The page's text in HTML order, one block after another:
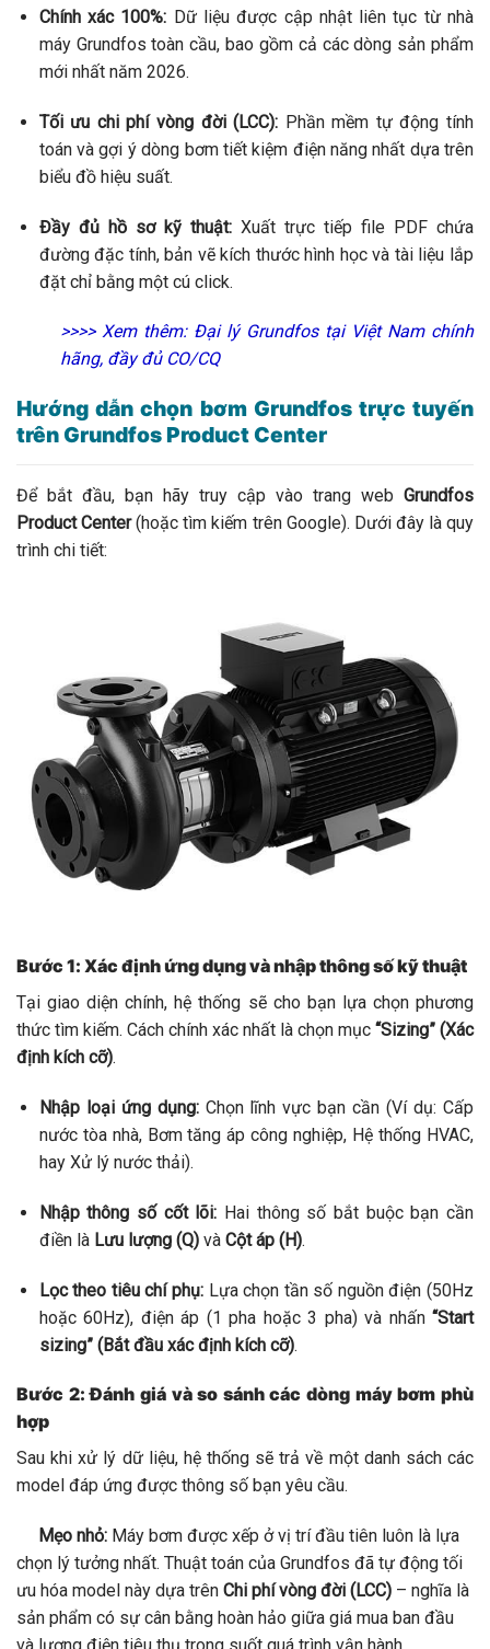
Chính xác 100%: Dữ liệu được cập nhật liên tục từ nhà
máy Grundfos toàn cầu, bao gồm cả các dòng sản phẩm
mới nhất năm 2026.
Tối ưu chi phí vòng đời (LCC): Phần mềm tự động tính
toán và gợi ý dòng bơm tiết kiệm điện năng nhất dựa trên
biểu đồ hiệu suất.
Đầy đủ hồ sơ kỹ thuật:Xuất trực tiếp file PDF chứa
đường đặc tính, bản vẽ kích thước hình học và tài liệu lắp
đặt chỉ bằng một cú click.
>>>> Xem thêm: Đại lý Grundfos tại Việt Nam chính
hãng, đầy đủ CO/CQ
Hướng dẫn chọn bơm Grundfos trực tuyến
trên Grundfos Product Center
Để bắt đầu, bạn hãy truy cập vào trang web Grundfos
Product Center(hoặc tìm kiếm trên Google). Dưới đây là quy
trình chi tiết:
Bước 1: Xác định ứng dụng và nhập thông số kỹ thuật
Tại giao diện chính, hệ thống sẽ cho bạn lựa chọn phương
thức tìm kiếm. Cách chính xác nhất là chọn mục “Sizing” (Xác
định kích cỡ).
Nhập loại ứng dụng:Chọn lĩnh vực bạn cần (Ví dụ: Cấp
nước tòa nhà, Bơm tăng áp công nghiệp, Hệ thống HVAC,
hay Xử lý nước thải).
Nhập thông số cốt lõi: Hai thông số bắt buộc bạn cần
điền là Lưu lượng (Q)và Cột áp (H).
Lọc theo tiêu chí phụ: Lựa chọn tần số nguồn điện (50Hz
hoặc 60Hz), điện áp (1 pha hoặc 3 pha) và nhấn “Start
sizing” (Bắt đầu xác định kích cỡ).
Bước 2: Đánh giá và so sánh các dòng máy bơm phù
hợp
Sau khi xử lý dữ liệu, hệ thống sẽ trả về một danh sách các
model đáp ứng được thông số bạn yêu cầu.
Mẹo nhỏ: Máy bơm được xếp ở vị trí đầu tiên luôn là lựa
chọn lý tưởng nhất. Thuật toán của Grundfos đã tự động tối
ưu hóa model này dựa trên Chi phí vòng đời (LCC) – nghĩa là
sản phẩm có sự cân bằng hoàn hảo giữa giá mua ban đầu